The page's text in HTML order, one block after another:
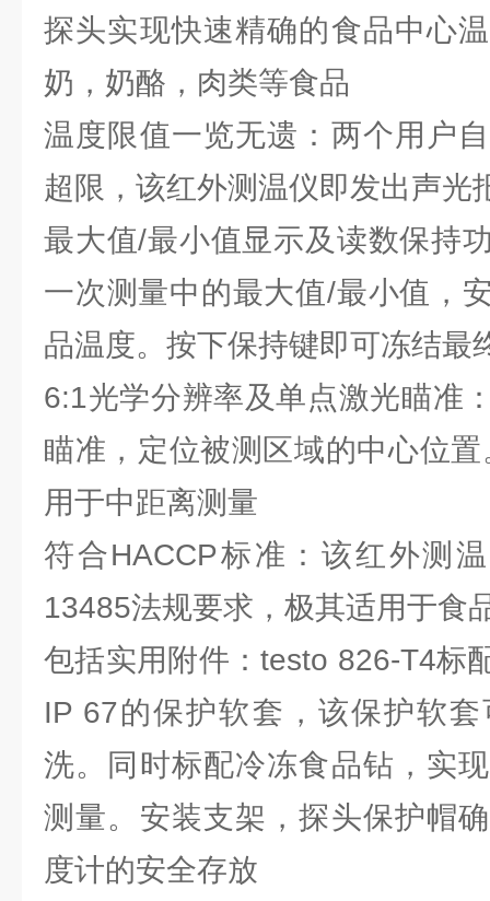
探头实现快速精确的食品中心
奶，奶酪，肉类等食品
温度限值一览无遗：两个用户
超限，该红外测温仪即发出声光
最大值/最小值显示及读数保持
一次测量中的最大值/最小值，
品温度。按下保持键即可冻结最
6:1光学分辨率及单点激光瞄准
瞄准，定位被测区域的中心位
用于中距离测量
符合HACCP标准：该红外测
13485法规要求，极其适用于食
包括实用附件：testo 826-T4标
IP 67的保护软套，该保护软
洗。同时标配冷冻食品钻，实
测量。安装支架，探头保护帽
度计的安全存放